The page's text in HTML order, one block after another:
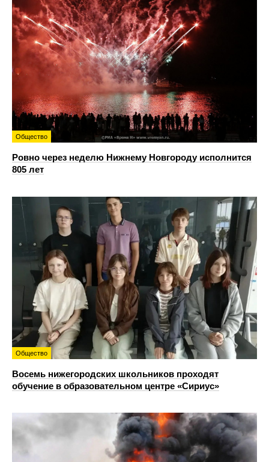
Общество
Ровно через неделю Нижнему Новгороду исполнится
805 лет
Общество
Восемь нижегородских школьников проходят
обучение в образовательном центре «Сириус»